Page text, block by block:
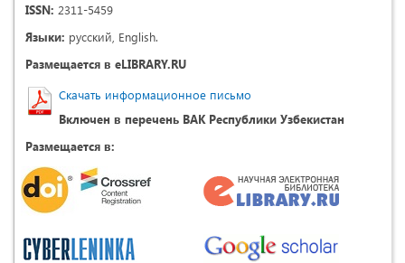
ISSN: 2311-5459
Языки: русский, English.
Размещается в eLIBRARY.RU
Скачать информационное письмо
Включен в перечень ВАК Республики Узбекистан
Размещается в: